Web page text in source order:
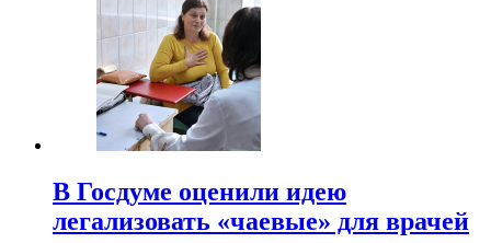
В Госдуме оценили идею
легализовать «чаевые» для врачей